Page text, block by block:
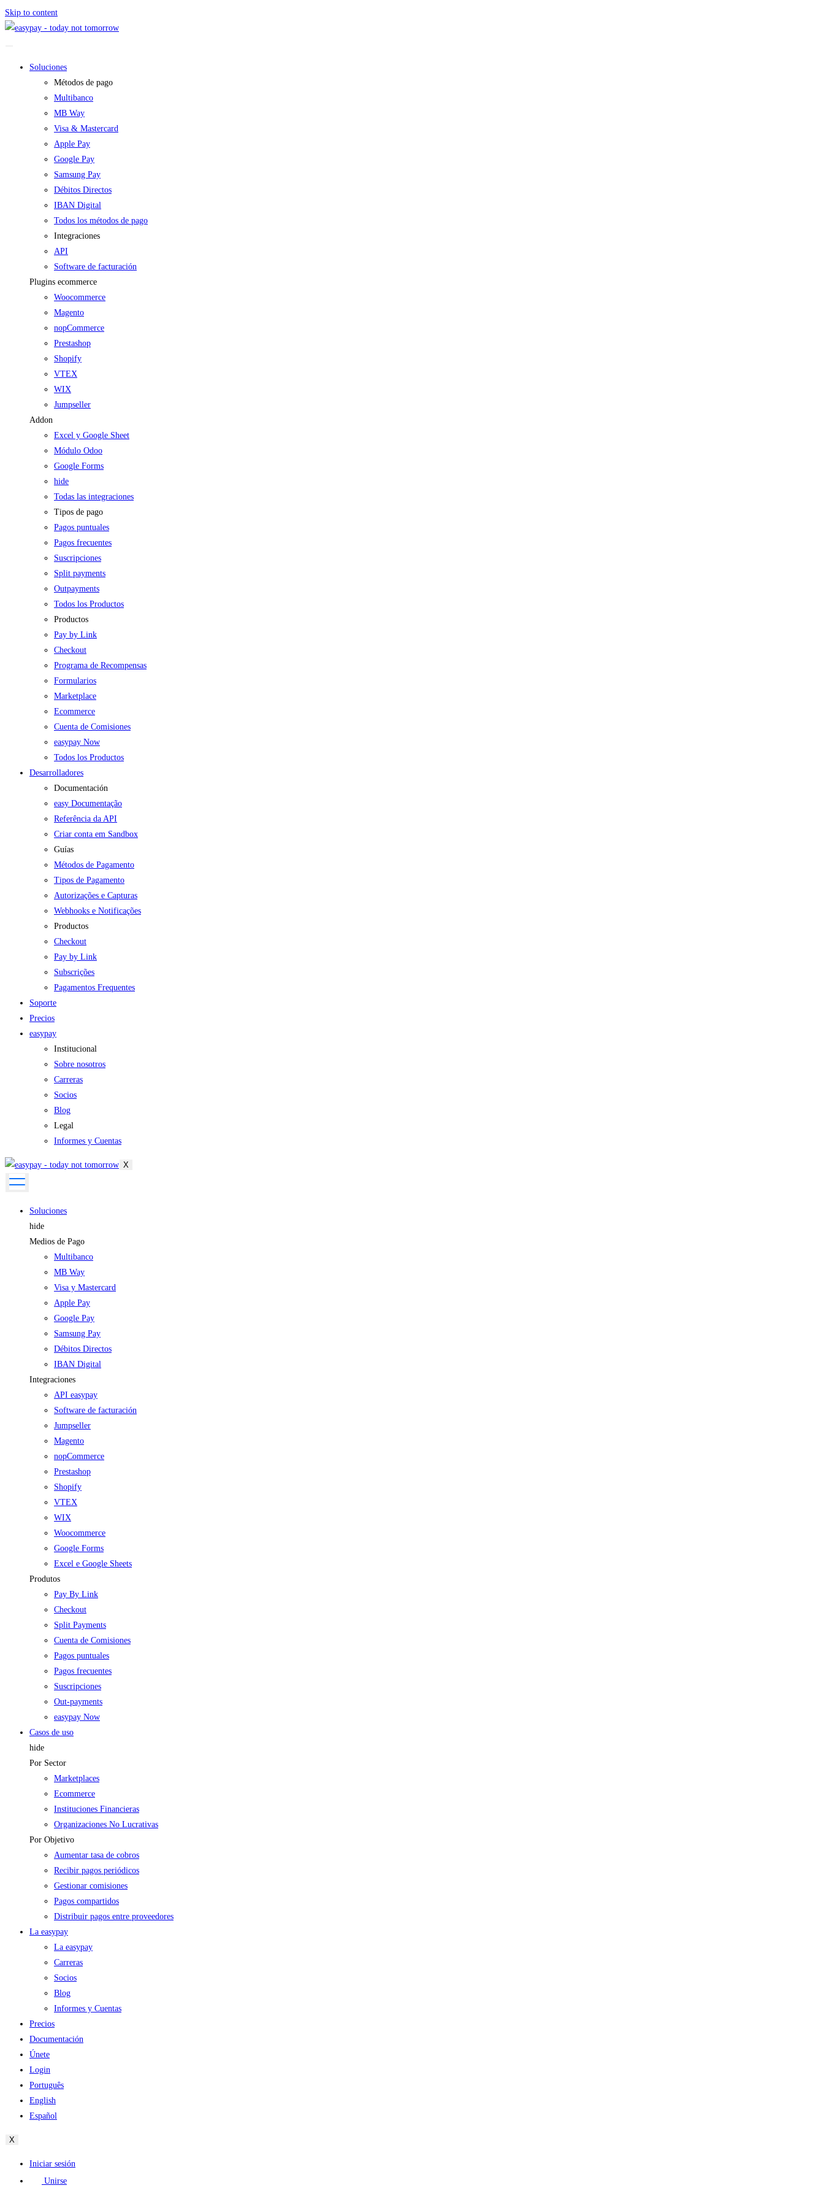
Skip to content
Soluciones
Métodos de pago
Multibanco
MB Way
Visa & Mastercard
Apple Pay
Google Pay
Samsung Pay
Débitos Directos
IBAN Digital
Todos los métodos de pago
Integraciones
API
Software de facturación
Plugins ecommerce
Woocommerce
Magento
nopCommerce
Prestashop
Shopify
VTEX
WIX
Jumpseller
Addon
Excel y Google Sheet
Módulo Odoo
Google Forms
hide
Todas las integraciones
Tipos de pago
Pagos puntuales
Pagos frecuentes
Suscripciones
Split payments
Outpayments
Todos los Productos
Productos
Pay by Link
Checkout
Programa de Recompensas
Formularios
Marketplace
Ecommerce
Cuenta de Comisiones
easypay Now
Todos los Productos
Desarrolladores
Documentación
easy Documentação
Referência da API
Criar conta em Sandbox
Guías
Métodos de Pagamento
Tipos de Pagamento
Autorizações e Capturas
Webhooks e Notificações
Productos
Checkout
Pay by Link
Subscrições
Pagamentos Frequentes
Soporte
Precios
easypay
Institucional
Sobre nosotros
Carreras
Socios
Blog
Legal
Informes y Cuentas
X
Soluciones
hide
Medios de Pago
Multibanco
MB Way
Visa y Mastercard
Apple Pay
Google Pay
Samsung Pay
Débitos Directos
IBAN Digital
Integraciones
API easypay
Software de facturación
Jumpseller
Magento
nopCommerce
Prestashop
Shopify
VTEX
WIX
Woocommerce
Google Forms
Excel e Google Sheets
Produtos
Pay By Link
Checkout
Split Payments
Cuenta de Comisiones
Pagos puntuales
Pagos frecuentes
Suscripciones
Out-payments
easypay Now
Casos de uso
hide
Por Sector
Marketplaces
Ecommerce
Instituciones Financieras
Organizaciones No Lucrativas
Por Objetivo
Aumentar tasa de cobros
Recibir pagos periódicos
Gestionar comisiones
Pagos compartidos
Distribuir pagos entre proveedores
La easypay
La easypay
Carreras
Socios
Blog
Informes y Cuentas
Precios
Documentación
Únete
Login
Português
English
Español
X
Iniciar sesión
Unirse